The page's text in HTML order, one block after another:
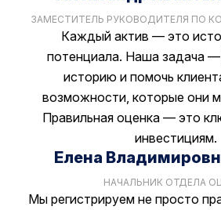
ЗАМЕСТИТЕЛЬ РУКОВОДИТЕЛЯ ПО
Каждый актив — это
потенциала. Наша задача —
историю и помочь
возможности, которые они
Правильная оценка — это
инвестициям.
Елена
НАЧАЛЬНИК ОТДЕЛА
Мы регистрируем не просто